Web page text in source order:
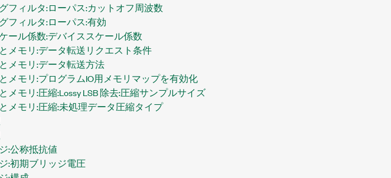
フィルタ:ローパス:カットオフ周波数
フィルタ:ローパス:有効
ール係数:デバイススケール係数
メモリ:データ転送リクエスト条件
メモリ:データ転送方法
メモリ:プログラムIO用メモリマップを有効化
モリ:圧縮:Lossy LSB 除去:圧縮サンプルサイズ
メモリ:圧縮:未処理データ圧縮タイプ
:公称抵抗値
:初期ブリッジ電圧